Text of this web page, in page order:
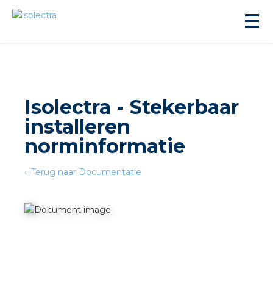
Isolectra - Stekerbaar
installeren
norminformatie
Terug naar Documentatie